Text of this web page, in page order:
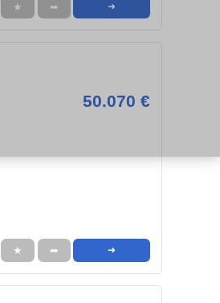
★ ➦ ➜
50.070 €
★ ➦ ➜